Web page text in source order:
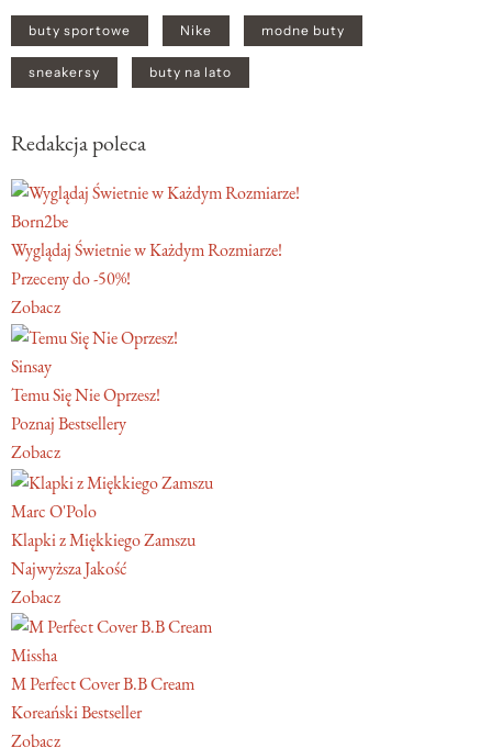
buty sportowe Nike modne buty
sneakersy buty na lato
Redakcja poleca
Born2be
Wyglądaj Świetnie w Każdym Rozmiarze!
Przeceny do -50%!
Zobacz
Sinsay
Temu Się Nie Oprzesz!
Poznaj Bestsellery
Zobacz
Marc O'Polo
Klapki z Miękkiego Zamszu
Najwyższa Jakość
Zobacz
Missha
M Perfect Cover B.B Cream
Koreański Bestseller
Zobacz